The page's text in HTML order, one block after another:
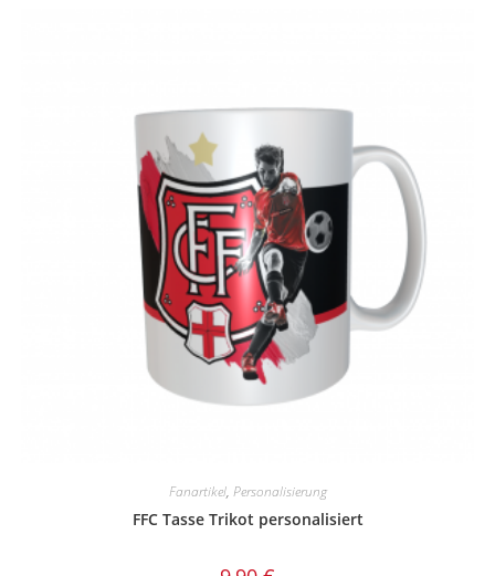
Fanartikel, Personalisierung
FFC Tasse Trikot personalisiert